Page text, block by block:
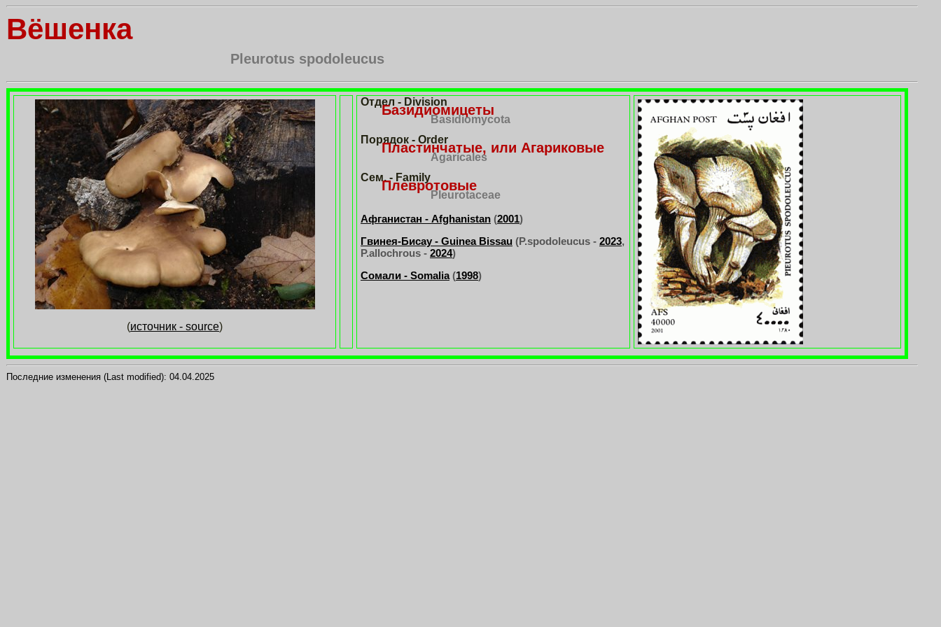
Вёшенка
Pleurotus spodoleucus
(источник - source)
Отдел - Division
Базидиомицеты
Basidiomycota
Порядок - Order
Пластинчатые, или Агариковые
Agaricales
Сем. - Family
Плевротовые
Pleurotaceae
Афганистан - Afghanistan (2001)
Гвинея-Бисау - Guinea Bissau (P.spodoleucus - 2023,
P.allochrous - 2024)
Сомали - Somalia(1998)
Последние изменения (Last modified): 04.04.2025